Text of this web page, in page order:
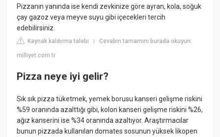
Pizzanın yanında ise kendi zevkinize göre ayran, kola, soğuk
çay gazoz veya meyve suyu gibi içecekleri tercih
edebilirsiniz.
Kaynak kaldırma talebi |Cevabın tamamını burada okuyun:
milliyet.com.tr
Pizza neye iyi gelir?
Sık sık pizza tüketmek, yemek borusu kanseri gelişme riskini
%59 oranında azalttığı gibi, kolon kanseri gelişme riskini %26,
ağız kanserini ise %34 oranında azaltıyor. Araştırmacılar
bunun pizzada kullanılan domates sosunun yüksek likopen